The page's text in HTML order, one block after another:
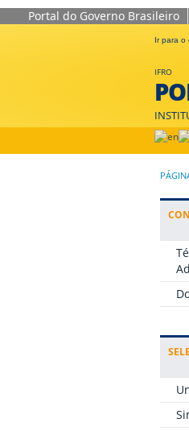
Portal do Governo Brasileiro
Ir para o
IFRO